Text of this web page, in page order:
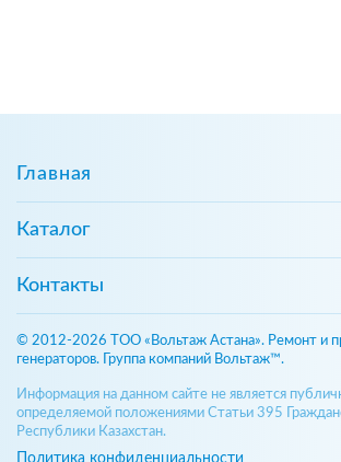
Главная
Каталог
Контакты
© 2012-2026 ТОО «Вольтаж Астана». Ремонт и
генераторов. Группа компаний Вольтаж™.
Информация на данном сайте не является
определяемой положениями Статьи 395
Республики Казахстан.
Политика конфиденциальности